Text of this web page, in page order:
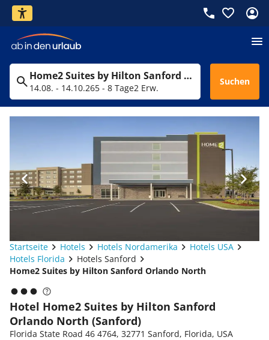
Home2 Suites by Hilton Sanford Orlando North
14.08. - 14.10.265 - 8 Tage2 Erw.
Suchen
Startseite Hotels Hotels Nordamerika
Hotels USA
Hotels Florida
Hotels Sanford
Home2 Suites by Hilton Sanford Orlando North
Hotel Home2 Suites by Hilton Sanford
Orlando North (Sanford)
Florida State Road 46 4764, 32771 Sanford, Florida, USA